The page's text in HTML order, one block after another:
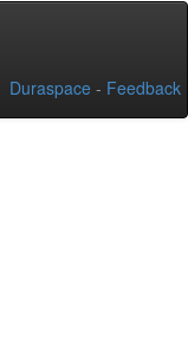
Duraspace - Feedback